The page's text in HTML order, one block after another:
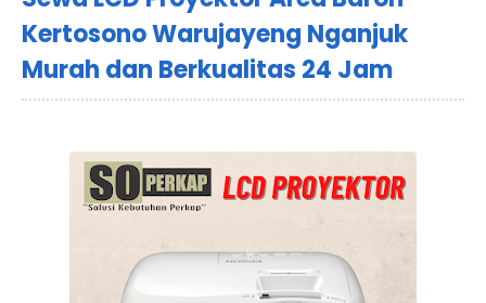
Kertosono Warujayeng Nganjuk
Murah dan Berkualitas 24 Jam